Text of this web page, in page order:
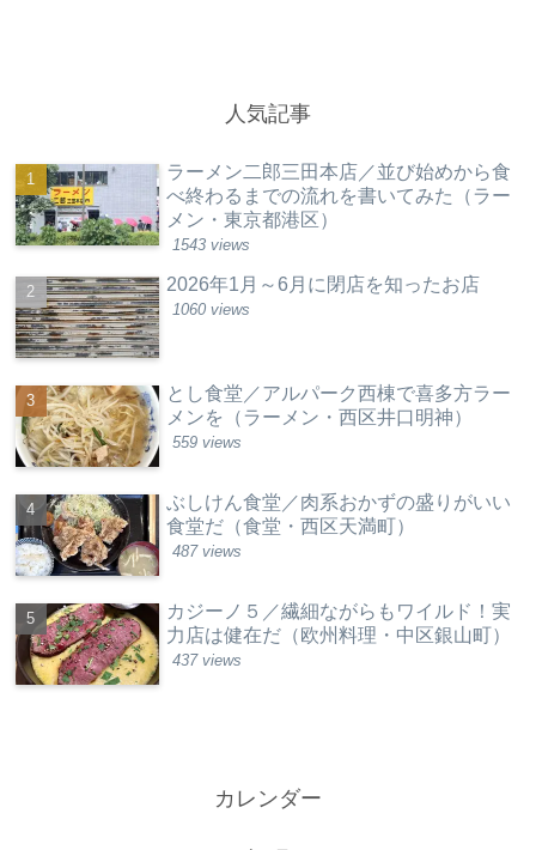
人気記事
ラーメン二郎三田本店／並び始めから食
べ終わるまでの流れを書いてみた（ラー
メン・東京都港区）
1543 views
2026年1月～6月に閉店を知ったお店
1060 views
とし食堂／アルパーク西棟で喜多方ラー
メンを（ラーメン・西区井口明神）
559 views
ぶしけん食堂／肉系おかずの盛りがいい
食堂だ（食堂・西区天満町）
487 views
カジーノ５／繊細ながらもワイルド！実
力店は健在だ（欧州料理・中区銀山町）
437 views
カレンダー